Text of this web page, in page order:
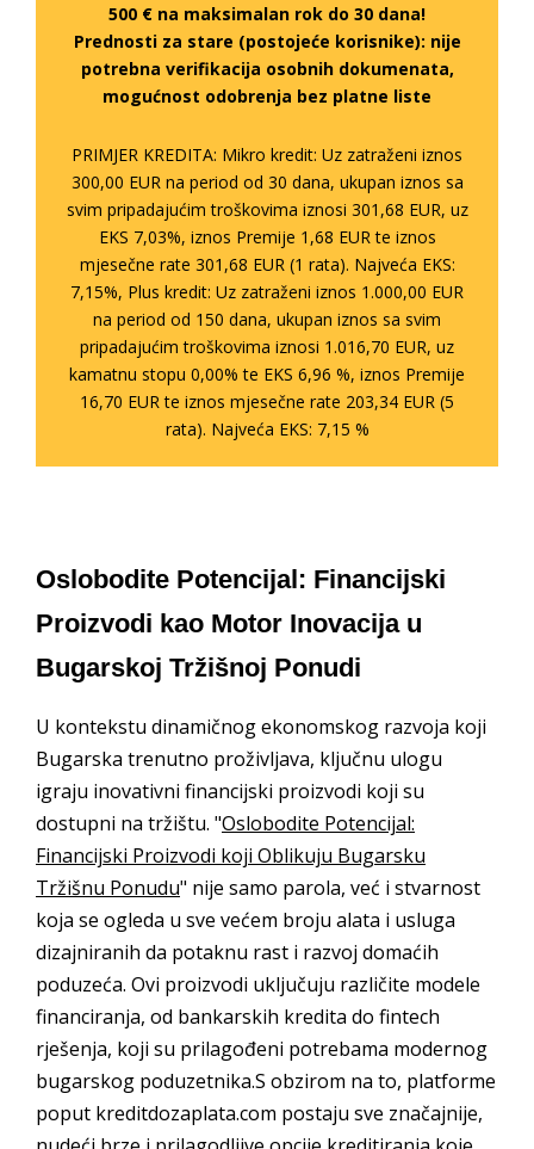
500 € na maksimalan rok do 30 dana!
Prednosti za stare (postojeće korisnike): nije
potrebna verifikacija osobnih dokumenata,
mogućnost odobrenja bez platne liste
PRIMJER KREDITA: Mikro kredit: Uz zatraženi iznos
300,00 EUR na period od 30 dana, ukupan iznos sa
svim pripadajućim troškovima iznosi 301,68 EUR, uz
EKS 7,03%, iznos Premije 1,68 EUR te iznos
mjesečne rate 301,68 EUR (1 rata). Najveća EKS:
7,15%, Plus kredit: Uz zatraženi iznos 1.000,00 EUR
na period od 150 dana, ukupan iznos sa svim
pripadajućim troškovima iznosi 1.016,70 EUR, uz
kamatnu stopu 0,00% te EKS 6,96 %, iznos Premije
16,70 EUR te iznos mjesečne rate 203,34 EUR (5
rata). Najveća EKS: 7,15 %
Oslobodite Potencijal: Financijski
Proizvodi kao Motor Inovacija u
Bugarskoj Tržišnoj Ponudi
U kontekstu dinamičnog ekonomskog razvoja koji
Bugarska trenutno proživljava, ključnu ulogu
igraju inovativni financijski proizvodi koji su
dostupni na tržištu. "Oslobodite Potencijal:
Financijski Proizvodi koji Oblikuju Bugarsku
Tržišnu Ponudu" nije samo parola, već i stvarnost
koja se ogleda u sve većem broju alata i usluga
dizajniranih da potaknu rast i razvoj domaćih
poduzeća. Ovi proizvodi uključuju različite modele
financiranja, od bankarskih kredita do fintech
rješenja, koji su prilagođeni potrebama modernog
bugarskog poduzetnika.S obzirom na to, platforme
poput kreditdozaplata.com postaju sve značajnije,